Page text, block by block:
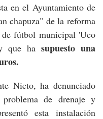
en el Ayuntamiento de
chapuza" de la reforma
fútbol municipal 'Uco
que ha supuesto una
Nieto, ha denunciado
de drenaje y
esta instalación